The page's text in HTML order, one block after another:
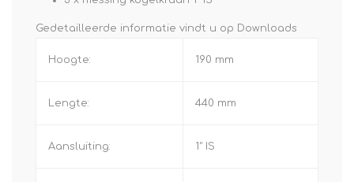
Gedetailleerde informatie vindt u op Downloads
Hoogte: 190 mm
Lengte: 440 mm
Aansluiting: 1" IS